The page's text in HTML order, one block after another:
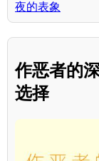
夜的表象
作恶者的
选择